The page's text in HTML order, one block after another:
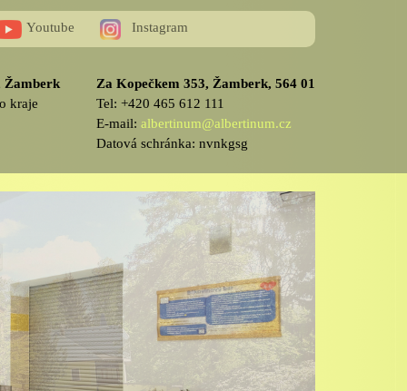
Youtube Instagram
Za Kopečkem 353, Žamberk, 564 01
Tel: +420 465 612 111
E-mail:albertinum@albertinum.cz
Datová schránka: nvnkgsg
Žamberk
kraje